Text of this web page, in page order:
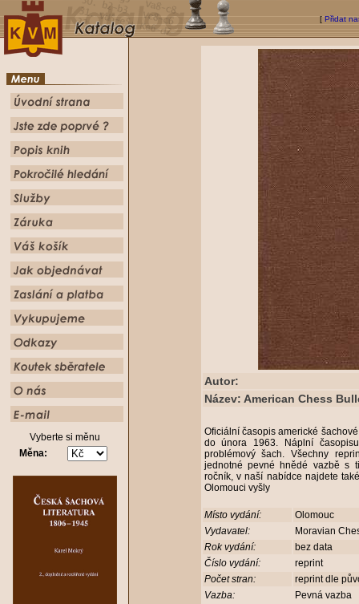
[ Přidat
Vyberte si měnu
Měna:
Autor:
Název: American Chess
Oficiální časopis americké
do února 1963. Náplní
problémový šach. Všechny
jednotné pevné hnědé vazbě s
ročník, v naší nabídce najdete
Olomouci vyšly
Místo vydání:
Olomouc
Vydavatel:
Moravian
Rok vydání:
bez data
Číslo vydání:
reprint
Počet stran:
reprint dle
Vazba:
Pevná vazba